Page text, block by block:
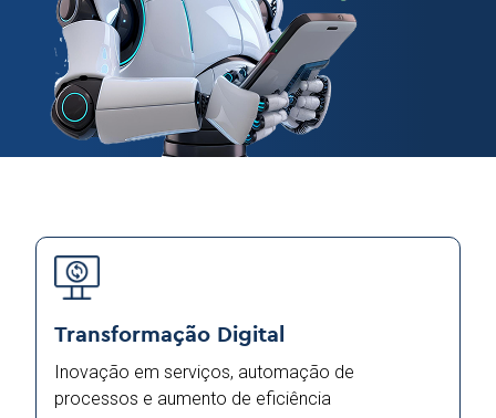
Transformação Digital
Inovação em serviços, automação de
processos e aumento de eficiência